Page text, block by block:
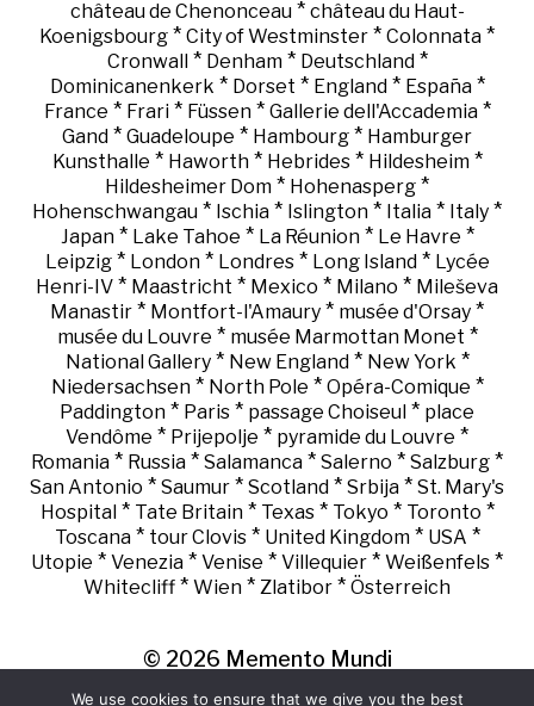
château de Chenonceau* château du Haut-
Koenigsbourg * City of Westminster * Colonnata *
Cronwall* Denham* Deutschland*
Dominicanenkerk * Dorset * England* España*
France * Frari* Füssen* Gallerie dell'Accademia*
Gand * Guadeloupe * Hambourg * Hamburger
Kunsthalle * Haworth* Hebrides* Hildesheim*
Hildesheimer Dom * Hohenasperg *
Hohenschwangau * Ischia * Islington * Italia * Italy *
Japan* Lake Tahoe * La Réunion* Le Havre *
Leipzig* London* Londres* Long Island* Lycée
Henri-IV * Maastricht * Mexico * Milano * Mileševa
Manastir * Montfort-l'Amaury * musée d'Orsay *
musée du Louvre * musée Marmottan Monet *
National Gallery* New England* New York *
Niedersachsen* North Pole * Opéra-Comique *
Paddington * Paris * passage Choiseul * place
Vendôme * Prijepolje * pyramide du Louvre *
Romania * Russia * Salamanca * Salerno * Salzburg *
San Antonio * Saumur * Scotland * Srbija * St. Mary's
Hospital* Tate Britain* Texas* Tokyo * Toronto *
Toscana* tour Clovis* United Kingdom* USA *
Utopie * Venezia * Venise * Villequier * Weißenfels *
Whitecliff * Wien * Zlatibor * Österreich
© 2026 Memento Mundi
We use cookies to ensure that we give you the best